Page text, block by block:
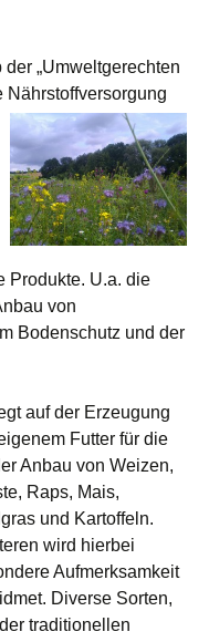
„Umweltgerechten
Nährstoffversorgung
Produkte. U.a. die
von
Bodenschutz und der
auf der Erzeugung
Futter für die
Anbau von Weizen,
Raps, Mais,
und Kartoffeln.
wird hierbei
Aufmerksamkeit
Diverse Sorten,
traditionellen